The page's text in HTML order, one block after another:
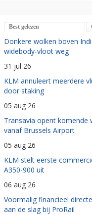
Best gelezen
Donkere wolken boven
widebody-vloot weg
31 jul 26
KLM annuleert meerdere
door staking
05 aug 26
Transavia opent komende
vanaf Brussels Airport
05 aug 26
KLM stelt eerste
A350-900 uit
06 aug 26
Voormalig financieel
aan de slag bij ProRail